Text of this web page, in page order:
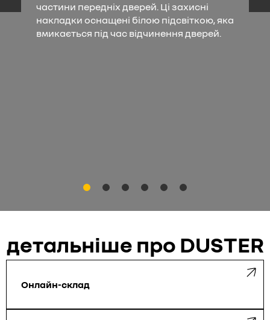
частини передніх дверей. Ці захисні
накладки оснащені білою підсвіткою, яка
вмикається під час відчинення дверей.
детальніше про DUSTER
Онлайн-склад